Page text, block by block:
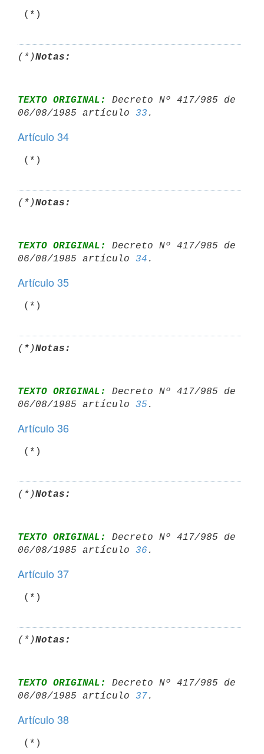
(*)
(*)Notas:
TEXTO ORIGINAL:
Decreto Nº 417/985 de
06/08/1985 artículo 33
Artículo 34
(*)
(*)Notas:
TEXTO ORIGINAL:
Decreto Nº 417/985 de
06/08/1985 artículo 34
Artículo 35
(*)
(*)Notas:
TEXTO ORIGINAL:
Decreto Nº 417/985 de
06/08/1985 artículo 35
Artículo 36
(*)
(*)Notas:
TEXTO ORIGINAL:
Decreto Nº 417/985 de
06/08/1985 artículo 36
Artículo 37
(*)
(*)Notas:
TEXTO ORIGINAL:
Decreto Nº 417/985 de
06/08/1985 artículo 37
Artículo 38
(*)